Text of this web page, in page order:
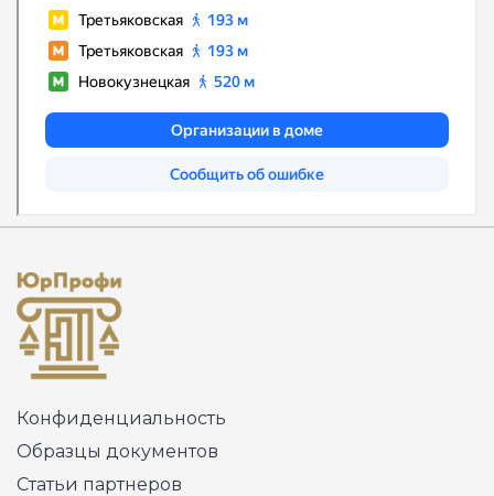
Конфиденциальность
Образцы документов
Статьи партнеров